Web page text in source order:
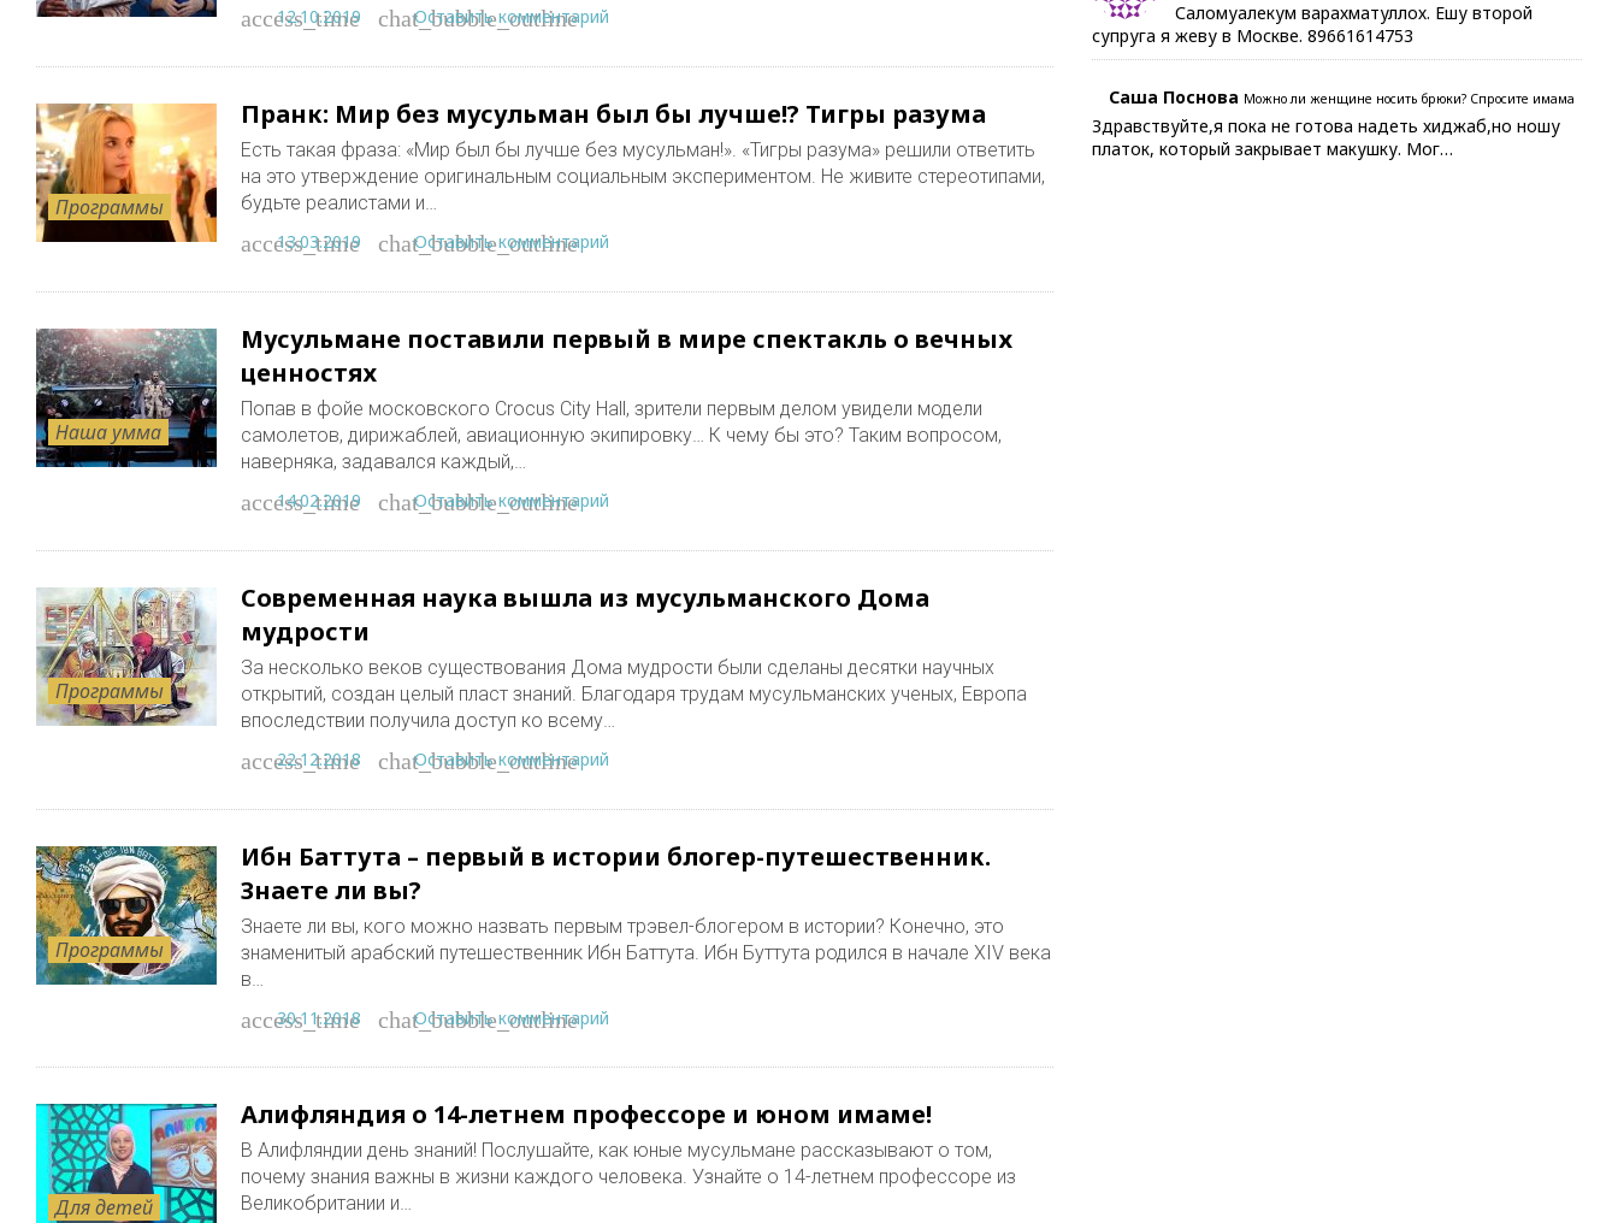
access_time
12.10.2019 chat_bubble_outline
Оставить комментарий
Программы
Пранк: Мир без мусульман был бы лучше!? Тигры разума
Есть такая фраза: «Мир был бы лучше без мусульман!». «Тигры разума» решили ответить
на это утверждение оригинальным социальным экспериментом. Не живите стереотипами,
будьте реалистами и…
access_time
13.03.2019 chat_bubble_outline
Оставить комментарий
Наша умма
Мусульмане поставили первый в мире спектакль о вечных
ценностях
Попав в фойе московского Crocus City Hall, зрители первым делом увидели модели
самолетов, дирижаблей, авиационную экипировку… К чему бы это? Таким вопросом,
наверняка, задавался каждый,…
access_time
14.02.2019 chat_bubble_outline
Оставить комментарий
Программы
Современная наука вышла из мусульманского Дома
мудрости
За несколько веков существования Дома мудрости были сделаны десятки научных
открытий, создан целый пласт знаний. Благодаря трудам мусульманских ученых, Европа
впоследствии получила доступ ко всему…
access_time
22.12.2018 chat_bubble_outline
Оставить комментарий
Программы
Ибн Баттута – первый в истории блогер-путешественник.
Знаете ли вы?
Знаете ли вы, кого можно назвать первым трэвел-блогером в истории? Конечно, это
знаменитый арабский путешественник Ибн Баттута. Ибн Буттута родился в начале XIV века
в…
access_time
30.11.2018 chat_bubble_outline
Оставить комментарий
Для детей
Алифляндия о 14-летнем профессоре и юном имаме!
В Алифляндии день знаний! Послушайте, как юные мусульмане рассказывают о том,
почему знания важны в жизни каждого человека. Узнайте о 14-летнем профессоре из
Великобритании и…
Саломуалекум варахматуллох. Ешу второй
супруга я жеву в Москве. 89661614753
Саша Поснова Можно ли женщине носить брюки? Спросите имама
Здравствуйте,я пока не готова надеть хиджаб,но ношу
платок, который закрывает макушку. Мог…